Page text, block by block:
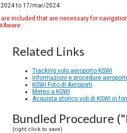
to 17/mar/2024
included that are necessary for
Related Links
Tracking volo aeroporto KSWI
Informazioni e procedure
KSWI Foto di Aeroporti
Meteo a KSWI
Acquista storico voli di KSWI in
Bundled Procedure
(right click to save)